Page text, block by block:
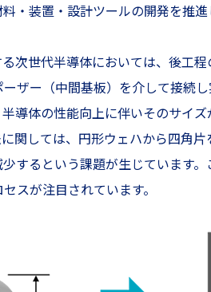
・装置・設計ツールの開発を推進
次世代半導体においては、後工
ザー（中間基板）を介して接続
導体の性能向上に伴いそのサイ
関しては、円形ウェハから四角
するという課題が生じています
スが注目されています。